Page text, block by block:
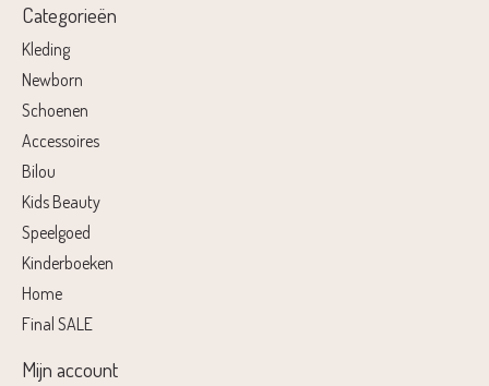
Categorieën
Kleding
Newborn
Schoenen
Accessoires
Bilou
Kids Beauty
Speelgoed
Kinderboeken
Home
Final SALE
Mijn account